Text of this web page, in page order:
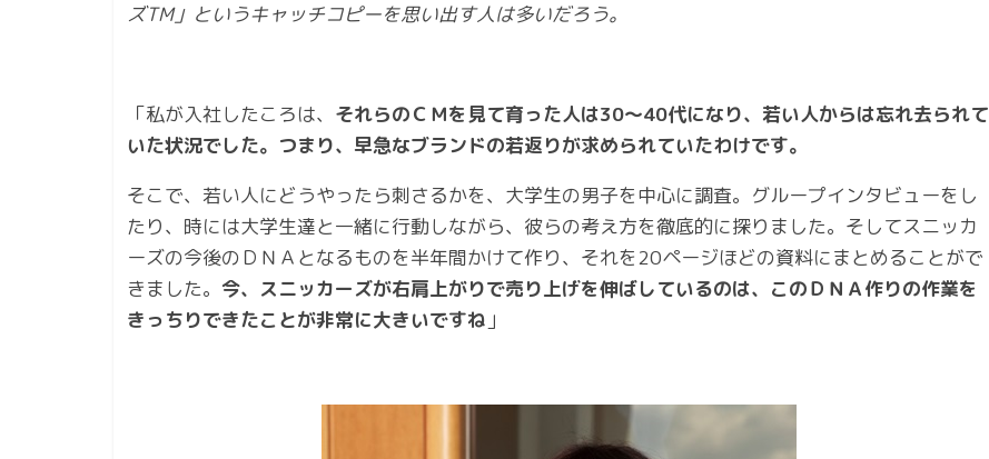
ズTM」というキャッチコピーを思い出す人は多いだろう。
「私が入社したころは、 それらのＣＭを見て育った人は30～40代になり、若い人からは忘れ去られて
いた状況でした。つまり、早急なブランドの若返りが求められていたわけです。
そこで、若い人にどうやったら刺さるかを、大学生の男子を中心に調査。グループインタビューをし
たり、時には大学生達と一緒に行動しながら、彼らの考え方を徹底的に探りました。そしてスニッカ
ーズの今後のＤＮＡとなるものを半年間かけて作り、それを20ページほどの資料にまとめることがで
きました。 今、スニッカーズが右肩上がりで売り上げを伸ばしているのは、このＤＮＡ作りの作業を
きっちりできたことが非常に大きいですね 」